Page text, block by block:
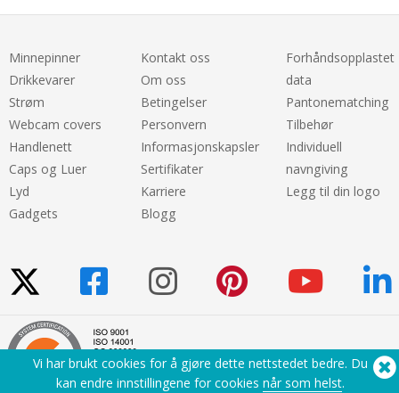
Minnepinner
Drikkevarer
Strøm
Webcam covers
Handlenett
Caps og Luer
Lyd
Gadgets
Kontakt oss
Om oss
Betingelser
Personvern
Informasjonskapsler
Sertifikater
Karriere
Blogg
Forhåndsopplastet
data
Pantonematching
Tilbehør
Individuell
navngiving
Legg til din logo
Vi har brukt cookies for å gjøre dette nettstedet bedre. Du
kan endre innstillingene for cookies når som helst.